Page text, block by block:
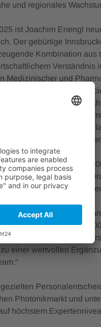
und regionales
ist Joachim Enengl
Der gebürtige
Kombination aus
Verständnis
Medizinischer und
Biomedical Engineering
das er bereits
Beweis gestellt hat –
Licht. Anschließend
Management und
Funktion bei Laser
für die individuelle
Betreuung der
uns sehr, Joachim im
der Laser
Zusammenhänge
einer wertvollen
Photonikmarkt und
höchstem